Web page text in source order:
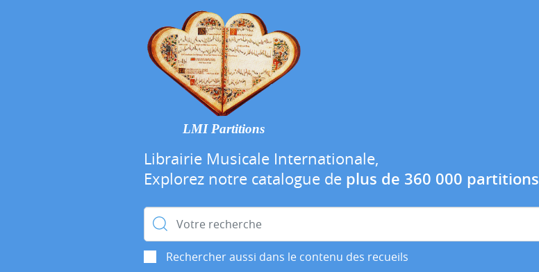
LMI Partitions
Librairie Musicale Internationale,
Explorez notre catalogue de plus de 360 000 partitions
Rechercher :
Rechercher aussi dans le contenu des recueils